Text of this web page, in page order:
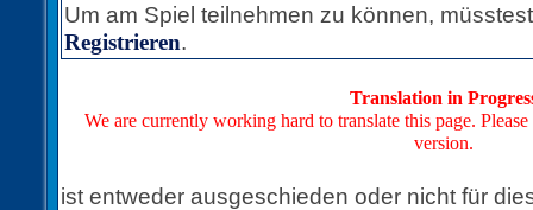
Um am Spiel teilnehmen zu können,
Registrieren.
Translation in
We are currently working hard to translate this page.
version.
ist entweder ausgeschieden oder nicht für